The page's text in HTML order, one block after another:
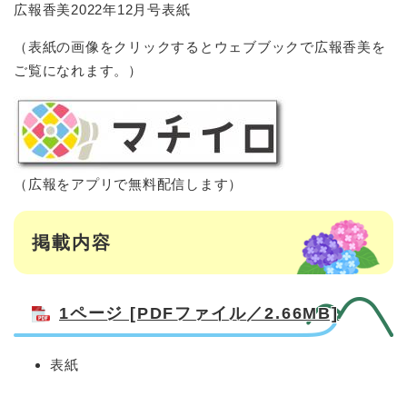
広報香美2022年12月号表紙
（表紙の画像をクリックするとウェブブックで広報香美を
ご覧になれます。）
（広報をアプリで無料配信します）
掲載内容
1ページ [PDFファイル／2.66MB]
表紙